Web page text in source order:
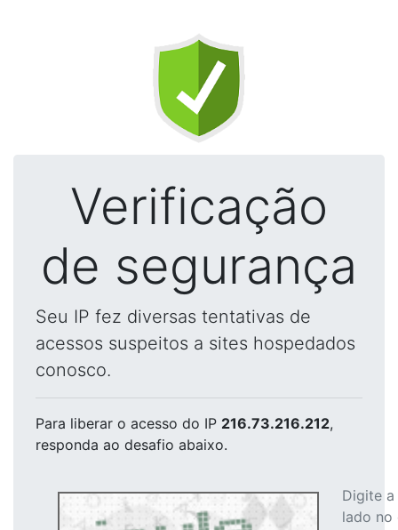
Verificação
de segurança
Seu IP fez diversas tentativas de
acessos suspeitos a sites hospedados
conosco.
Para liberar o acesso do IP 216.73.216.212,
responda ao desafio abaixo.
Digite
lado no